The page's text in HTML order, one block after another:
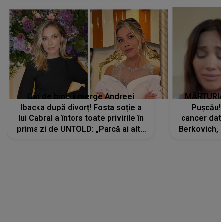
Cât de bine îi merge Andreei
Ibacka după divorț! Fosta soție a
lui Cabral a întors toate privirile în
prima zi de UNTOLD: „Parcă ai altă
cancer
Berkovich,